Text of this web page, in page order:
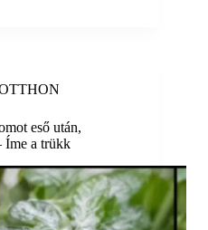
eső után,
Íme a trükk